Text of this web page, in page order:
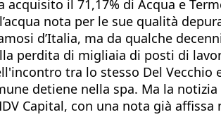
il 71,17% di Acqua e
nota per le sue qualità
d’Italia, ma da qualche
perdita di migliaia di posti di
tra lo stesso Del
detiene nella spa. Ma la
Capital, con una nota già affissa